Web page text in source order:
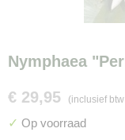
Nymphaea
€ 29,95 (inclusief
✓ Op voorraad